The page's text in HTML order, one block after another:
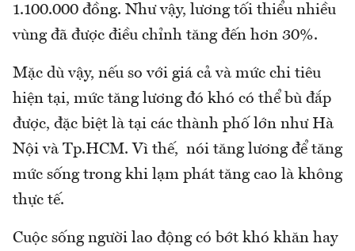
1.100.000 đồng. Như vậy, lương tối thiểu nhiều
vùng đã được điều chỉnh tăng đến hơn 30%.
Mặc dù vậy, nếu so với giá cả và mức chi tiêu
hiện tại, mức tăng lương đó khó có thể bù đắp
được, đặc biệt là tại các thành phố lớn như Hà
Nội và Tp.HCM. Vì thế, nói tăng lương để tăng
mức sống trong khi lạm phát tăng cao là không
thực tế.
Cuộc sống người lao động có bớt khó khăn hay